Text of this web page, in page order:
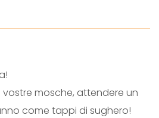
vostre mosche, attendere un
come tappi di sughero!